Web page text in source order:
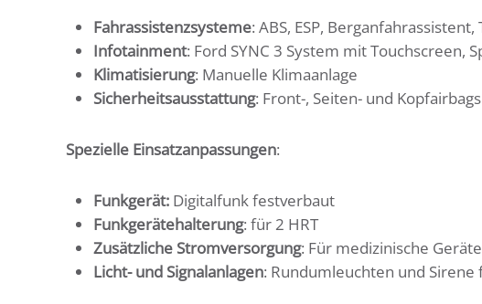
Fahrassistenzsysteme: ABS, ESP,
Infotainment: Ford SYNC 3 System mit Touchscreen,
Klimatisierung: Manuelle Klimaanlage
Sicherheitsausstattung: Front-, Seiten- und Kopfairbags
Spezielle Einsatzanpassungen:
Funkgerät: Digitalfunk festverbaut
Funkgerätehalterung: für 2 HRT
Zusätzliche Stromversorgung: Für medizinische
Licht- und Signalanlagen: Rundumleuchten und Sirene